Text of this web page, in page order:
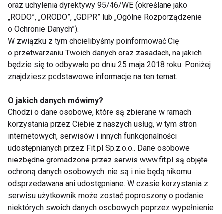
Nie przegap nowości ze
świata FIT!
Zapisz się do naszego newslettera
Wyrażam zgodę na otrzymywanie informacji
handlowej drogą elektroniczną na podany adres e-mail
przez FIT.PL. Więcej informacji znajdziesz w Polityce
Prywatności.
ZAPISZ SIĘ
oraz uchylenia dyrektywy 95/46/WE (określane jako
„RODO”, „ORODO”, „GDPR” lub „Ogólne Rozporządzenie
o Ochronie Danych”).
W związku z tym chcielibyśmy poinformować Cię
o przetwarzaniu Twoich danych oraz zasadach, na jakich
będzie się to odbywało po dniu 25 maja 2018 roku. Poniżej
znajdziesz podstawowe informacje na ten temat.
O jakich danych mówimy?
Chodzi o dane osobowe, które są zbierane w ramach
korzystania przez Ciebie z naszych usług, w tym stron
internetowych, serwisów i innych funkcjonalności
udostępnianych przez Fit.pl Sp.z.o.o.. Dane osobowe
niezbędne gromadzone przez serwis www.fit.pl są objęte
ochroną danych osobowych: nie są i nie będą nikomu
odsprzedawana ani udostępniane. W czasie korzystania z
serwisu użytkownik może zostać poproszony o podanie
niektórych swoich danych osobowych poprzez wypełnienie